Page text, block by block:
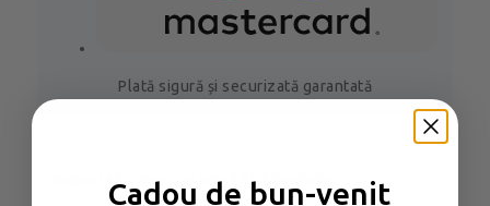
Plată sigură și securizată garantată
Nume utilizator sau email Obligatoriu
Cadou de bun-venit